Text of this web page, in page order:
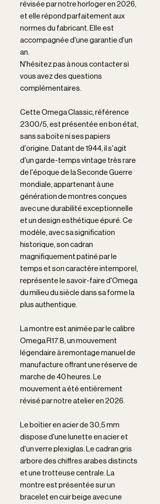
révisée par notre horloger en 2026,
et elle répond parfaitement aux
normes du fabricant. Elle est
accompagnée d'une garantie d'un
an.
N'hésitez pas à nous contacter si
vous avez des questions
complémentaires.
Cette Omega Classic, référence
2300/5, est présentée en bon état,
sans sa boîte ni ses papiers
d'origine. Datant de 1944, il s'agit
d'un garde-temps vintage très rare
de l'époque de la Seconde Guerre
mondiale, appartenant à une
génération de montres conçues
avec une durabilité exceptionnelle
et un design esthétique épuré. Ce
modèle, avec sa signification
historique, son cadran
magnifiquement patiné par le
temps et son caractère intemporel,
représente le savoir-faire d'Omega
du milieu du siècle dans sa forme la
plus authentique.
La montre est animée par le calibre
Omega R17.8, un mouvement
légendaire à remontage manuel de
manufacture offrant une réserve de
marche de 40 heures. Le
mouvement a été entièrement
révisé par notre atelier en 2026.
Le boîtier en acier de 30,5 mm
dispose d'une lunette en acier et
d'un verre plexiglas. Le cadran gris
arbore des chiffres arabes distincts
et une trotteuse centrale. La
montre est présentée sur un
bracelet en cuir beige avec une